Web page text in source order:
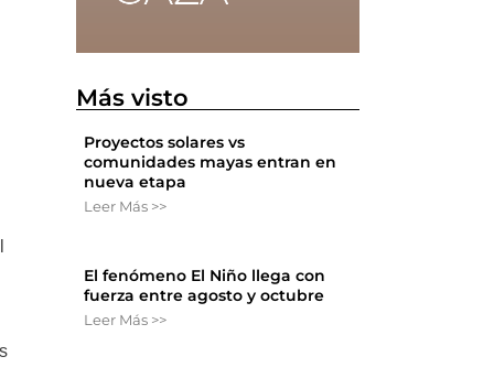
Más visto
Proyectos solares vs
comunidades mayas entran en
nueva etapa
Leer Más >>
El fenómeno El Niño llega con
fuerza entre agosto y octubre
Leer Más >>